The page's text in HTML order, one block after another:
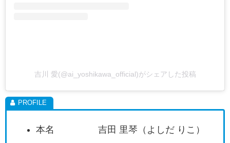
吉川 愛(@ai_yoshikawa_official)がシェアした投稿
本名 吉田 里琴（よしだ りこ）